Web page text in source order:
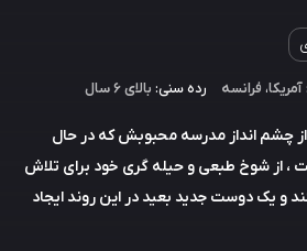
آمریکا، فرانسه رده سنی: بالای ۶ سال
چشم انداز مدرسه محبوبش که در حال
از شوخ طبعی و حیله گری خود برای تلاش
و یک دوست جدید بعید در این روند ایجاد